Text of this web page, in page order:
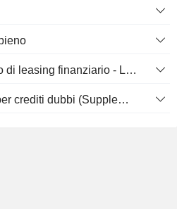
Attività sotto contratto di leasing finanziario - Lordo
Provvista cumulata per crediti dubbi (Supplemento)